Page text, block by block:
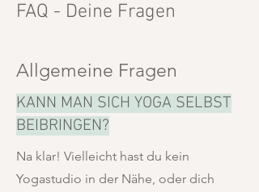
FAQ - Deine Fragen
Allgemeine Fragen
KANN MAN SICH YOGA SELBST
BEIBRINGEN?
Na klar! Vielleicht hast du kein
Yogastudio in der Nähe, oder dich